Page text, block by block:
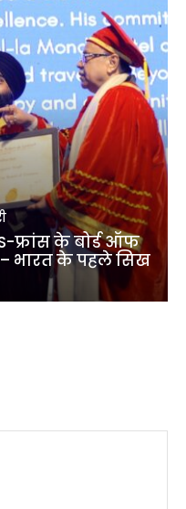
फ्रांस के बोर्ड ऑफ
– भारत के पहले सिख